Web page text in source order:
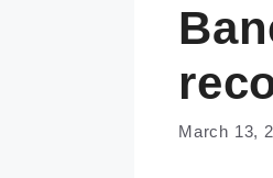
March 13,